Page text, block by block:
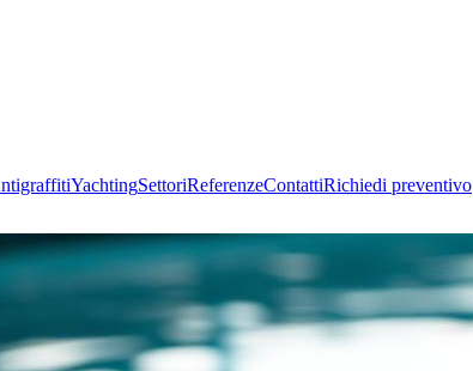
YachtingSettoriReferenzeContattiRichiedi preventivo